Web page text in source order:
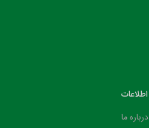
اطلاعات
درباره ما